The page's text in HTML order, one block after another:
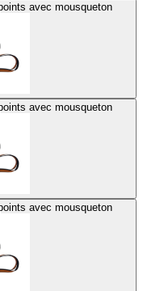
avec mousqueton
avec mousqueton
avec mousqueton